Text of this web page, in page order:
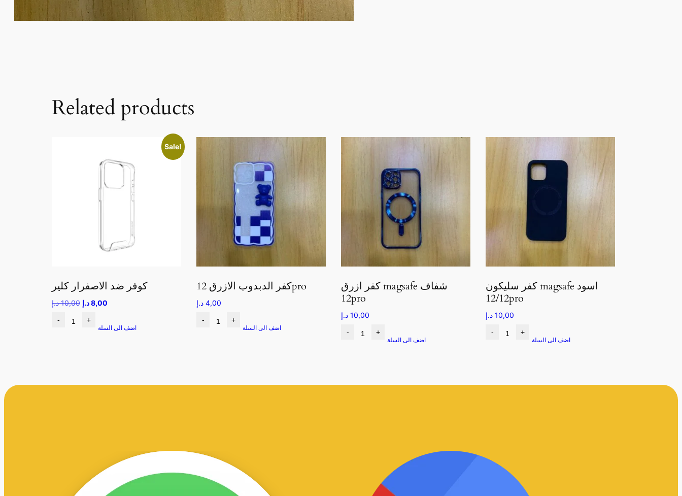
Related products
Sale!
كوفر ضد الاصفرار كلير
10,00 د.إ 8,00د.إ
- +
اضف الى السلة
كفر الدبدوب الازرق 12pro
4,00 د.إ
- +
اضف الى السلة
كفر ازرق magsafe شفاف
12pro
10,00 د.إ
- +
اضف الى السلة
كفر سليكون magsafe اسود
12/12pro
10,00 د.إ
- +
اضف الى السلة